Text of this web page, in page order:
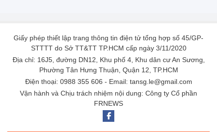
Giấy phép thiết lập trang thông tin điện tử tổng hợp số 45/GP-
STTTT do Sở TT&TT TP.HCM cấp ngày 3/11/2020
Địa chỉ: 16J5, đường DN12, Khu phố 4, Khu dân cư An Sương,
Phường Tân Hưng Thuận, Quận 12, TP.HCM
Điện thoại: 0988 355 606 - Email: tansg.le@gmail.com
Vận hành và Chịu trách nhiệm nội dung: Công ty Cổ phần
FRNEWS